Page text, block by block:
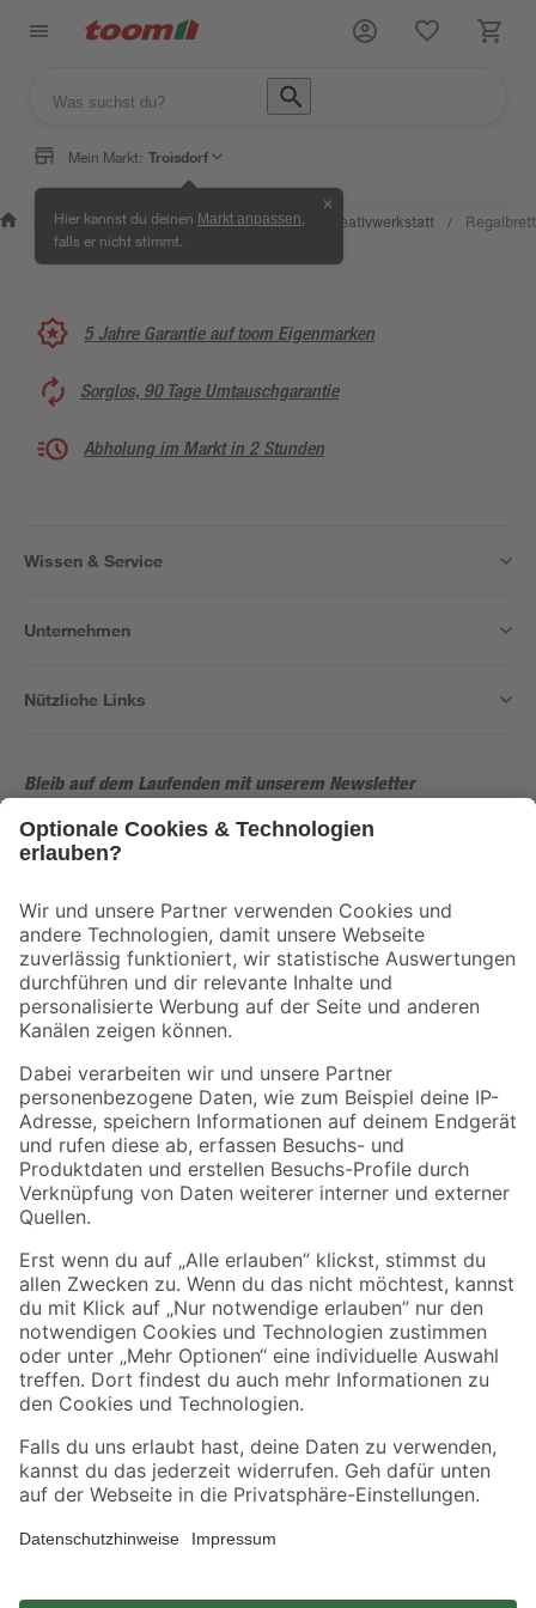
Mein Markt: Troisdorf
Hier kannst du deinen Markt anpassen
falls er nicht stimmt.
✕
Wissen &
Service
/
Selbermachen &
Ratgeber
Kreativwerkstatt / Regalbrett
5 Jahre Garantie auf toom Eigenmarken
Sorglos, 90 Tage Umtauschgarantie
Abholung im Markt in 2 Stunden
Wissen & Service
Unternehmen
Nützliche Links
Bleib auf dem Laufenden mit unserem Newsletter
Der toom Newsletter: Keine Angebote und Aktionen mehr verpassen!
Folge uns
Zahlungsarten Versandarten
Sicher einkaufen
Jetzt die toom-App herunterladen
Alle Preisangaben in EUR inkl. gesetzl. MwSt.. Die dargestellten Angebote sind unter
Umständen nicht in allen Märkten verfügbar. Die angegebenen Verfügbarkeiten beziehen
sich auf den unter "Mein Markt" ausgewählten toom Baumarkt. Alle Angebote und
*Paketversand ab 59 € versandkostenfrei, gilt nicht für Artikel mit Speditionsversand, hier
fallen zusätzliche Versandkosten an.